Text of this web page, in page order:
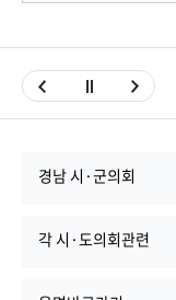
경남 시·군의회
각 시·도의회관련